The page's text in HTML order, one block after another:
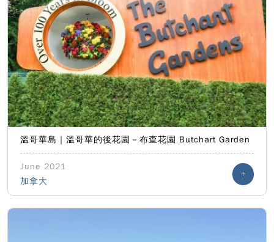
溫哥華島｜溫哥華的後花園－布查花園 Butchart Garden
June 2021
加拿大
+